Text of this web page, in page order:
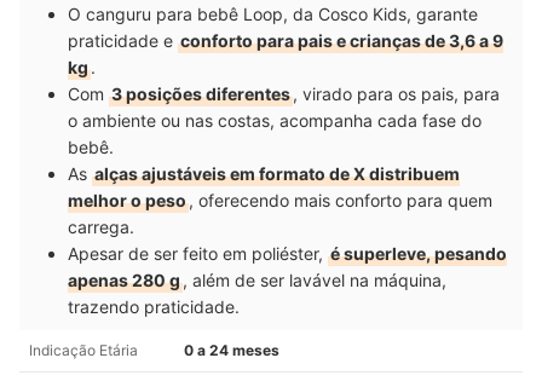
O canguru para bebê Loop, da Cosco Kids, garante
praticidade e conforto para pais e crianças de 3,6 a 9
kg.
Com 3 posições diferentes, virado para os pais, para
o ambiente ou nas costas, acompanha cada fase do
bebê.
As alças ajustáveis em formato de X distribuem
melhor o peso, oferecendo mais conforto para quem
carrega.
Apesar de ser feito em poliéster, é superleve, pesando
apenas 280 g, além de ser lavável na máquina,
trazendo praticidade.
Indicação Etária ‎0 a 24 meses